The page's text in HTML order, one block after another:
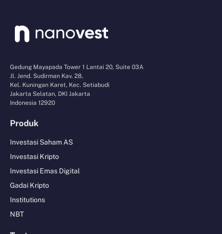
Gedung Mayapada Tower 1 Lantai 20, Suite 03A
Jl. Jend. Sudirman Kav. 28,
Kel. Kuningan Karet, Kec. Setiabudi
Jakarta Selatan, DKI Jakarta
Indonesia 12920
Produk
Investasi Saham AS
Investasi Kripto
Investasi Emas Digital
Gadai Kripto
Institutions
NBT